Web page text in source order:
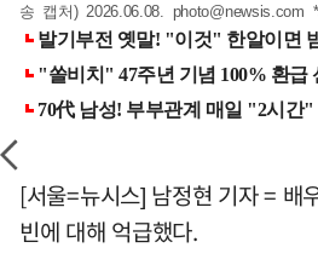
송 캡처) 2026.06.08. photo@newsis.com
[서울=뉴시스] 남정현 기자 = 배
빈에 대해 억급했다.